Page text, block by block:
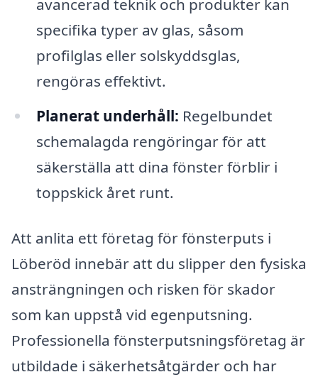
specifika typer av glas, såsom
profilglas eller solskyddsglas,
rengöras effektivt.
Planerat underhåll: Regelbundet
schemalagda rengöringar för att
säkerställa att dina fönster förblir i
toppskick året runt.
Att anlita ett företag för fönsterputs i
Löberöd innebär att du slipper den fysiska
ansträngningen och risken för skador
som kan uppstå vid egenputsning.
Professionella fönsterputsningsföretag är
utbildade i säkerhetsåtgärder och har